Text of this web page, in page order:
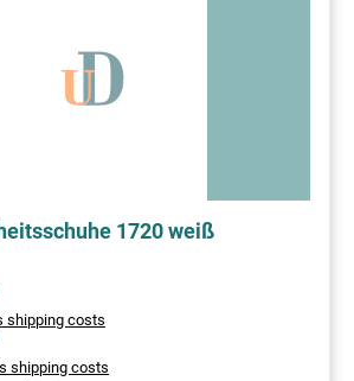
1720 weiß
shipping costs
shipping costs